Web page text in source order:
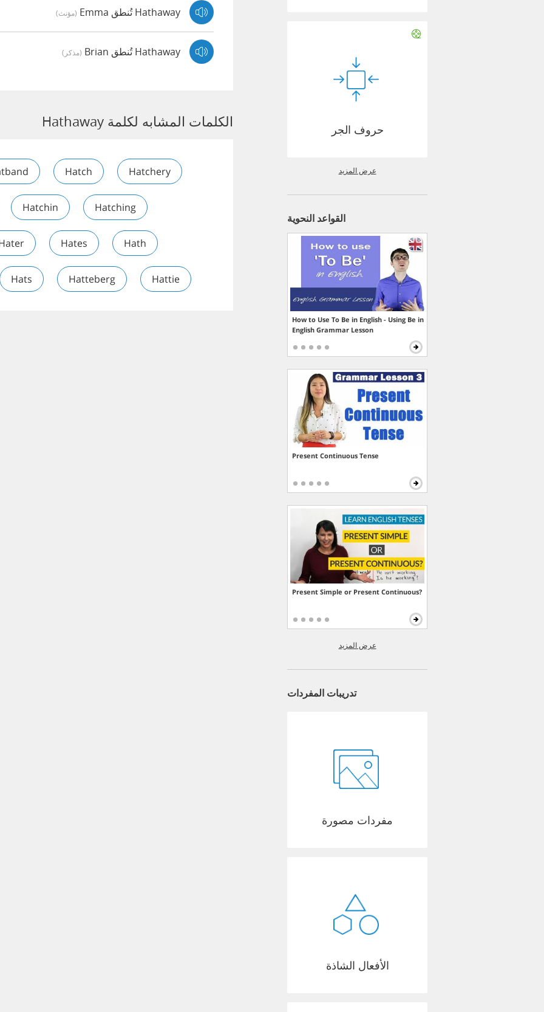
Hathaway تُنطق Emma (مؤنث)
Hathaway تُنطق Brian (مذكر)
الكلمات المشابه لكلمة Hathaway
Hatch Hatchery
Hatchin Hatching
Hates Hath
Hats Hatteberg Hattie
حروف الجر
عرض المزيد
القواعد النحوية
How to Use To Be in English - Using Be in
English Grammar Lesson
Present Continuous Tense
Present Simple or Present Continuous?
عرض المزيد
تدريبات المفردات
مفردات مصورة
الأفعال الشاذة